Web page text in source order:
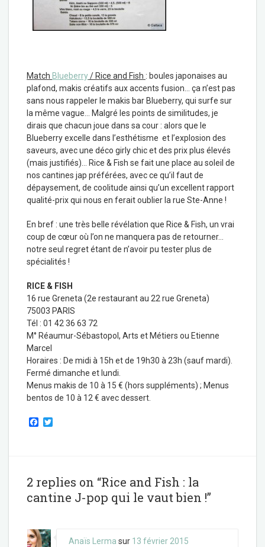
Match Blueberry/ Rice and Fish : boules japonaises au
plafond, makis créatifs aux accents fusion… ça n’est pas
sans nous rappeler le makis bar Blueberry, qui surfe sur
la même vague… Malgré les points de similitudes, je
dirais que chacun joue dans sa cour : alors que le
Blueberry excelle dans l’esthétisme et l’explosion des
saveurs, avec une déco girly chic et des prix plus élevés
(mais justifiés)… Rice & Fish se fait une place au soleil de
nos cantines jap préférées, avec ce qu’il faut de
dépaysement, de coolitude ainsi qu’un excellent rapport
qualité-prix qui nous en ferait oublier la rue Ste-Anne !
En bref : une très belle révélation que Rice & Fish, un vrai
coup de cœur où l’on ne manquera pas de retourner…
notre seul regret étant de n’avoir pu tester plus de
spécialités !
RICE & FISH
16 rue Greneta (2e restaurant au 22 rue Greneta)
75003 PARIS
Tél : 01 42 36 63 72
M° Réaumur-Sébastopol, Arts et Métiers ou Etienne
Marcel
Horaires : De midi à 15h et de 19h30 à 23h (sauf mardi).
Fermé dimanche et lundi.
Menus makis de 10 à 15 € (hors suppléments) ; Menus
bentos de 10 à 12 € avec dessert.
F
o
k
r
2 replies on “Rice and Fish : la
cantine J-pop qui le vaut bien !”
Anaïs Lerma sur 13 février 2015